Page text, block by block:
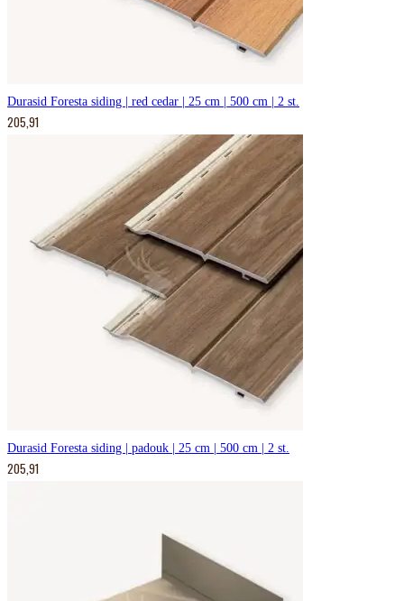
Durasid Foresta siding | red cedar | 25 cm | 500 cm | 2 st.
205,91
Durasid Foresta siding | padouk | 25 cm | 500 cm | 2 st.
205,91